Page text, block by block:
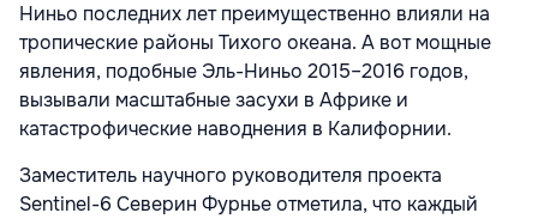
Ниньо последних лет преимущественно влияли на
тропические районы Тихого океана. А вот мощные
явления, подобные Эль-Ниньо 2015–2016 годов,
вызывали масштабные засухи в Африке и
катастрофические наводнения в Калифорнии.
Заместитель научного руководителя проекта
Sentinel-6 Северин Фурнье отметила, что каждый